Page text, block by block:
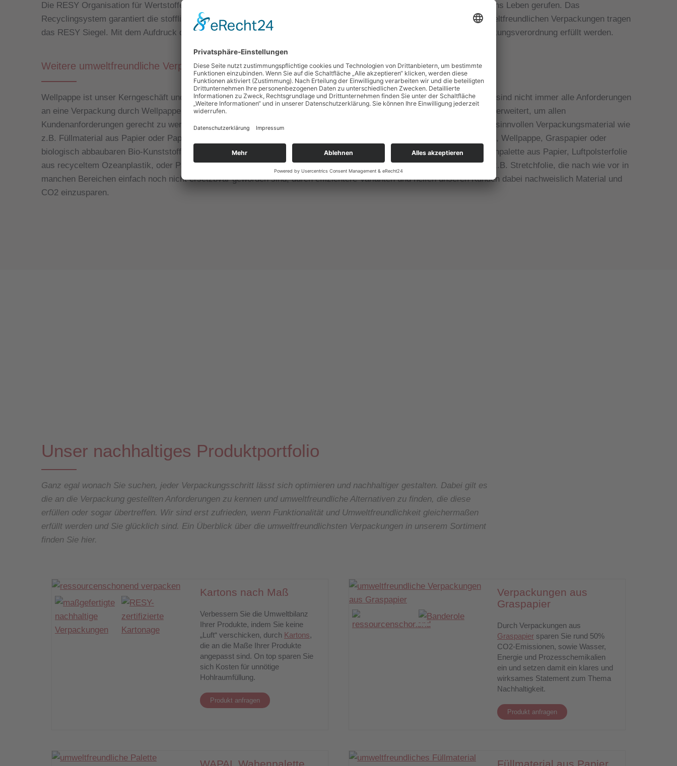
Die RESY Organisation für Wertstoffentsorgung GmbH wurde von Wellpappenherstellern und Entsorgungsunternehmen ins Leben gerufen. Das
Recyclingsystem garantiert die stoffliche Wiederverwertung von Transportverpackungen aus Wellpappe. All unsere umweltfreundlichen Verpackungen tragen
das RESY Siegel. Mit dem Aufdruck des RESY-Symbols garantieren wir unseren Kunden, dass die Vorgaben der Verpackungsverordnung erfüllt werden.
Weitere umweltfreundliche Verpackungen
Wellpappe ist unser Kerngeschäft und damit der Mittelpunkt, wenn es um umweltfreundliche Verpackungen geht. Jedoch sind nicht immer alle Anforderungen
an eine Verpackung durch Wellpappe zu lösen. Deshalb haben wir unser Produktportfolio in den vergangen Jahren stetig erweitert, um allen
Kundenanforderungen gerecht zu werden und zugleich die Umwelt zu schützen. Angefangen mit gängigen, aber dennoch sinnvollen Verpackungsmaterial wie
z.B. Füllmaterial aus Papier oder Papier- und Nasskelebebändern. Über Obst- und Gemüseverpackungen aus Holzschliff, Wellpappe, Graspapier oder
biologisch abbaubaren Bio-Kunststoffen. Bis hin zu innovativen Lösungen wie z.B. der unglaublich leichten WAPAL Wabenpalette aus Papier, Luftpolsterfolie
aus recyceltem Ozeanplastik, oder PaperStrech Wickelpapier. Darüber hinaus ersetzen wir bestehende Packmittel, wie z.B. Stretchfolie, die nach wie vor in
manchen Bereichen einfach noch nicht ersetzbvar geworden sind, durch effizientere Varianten und helfen unseren Kunden dabei nachweislich Material und
CO2 einzusparen.
Unser nachhaltiges Produktportfolio
Ganz egal wonach Sie suchen, jeder Verpackungsschritt lässt sich optimieren und nachhaltiger gestalten. Dabei gilt es
die an die Verpackung gestellten Anforderungen zu kennen und umweltfreundliche Alternativen zu finden, die diese
erfüllen oder sogar übertreffen. Wir sind erst zufrieden, wenn Funktionalität und Umweltfreundlichkeit gleichermaßen
erfüllt werden und Sie glücklich sind. Ein Überblick über die umweltfreundlichsten Verpackungen in unserem Sortiment
finden Sie hier.
Kartons nach Maß
Verbessern Sie die Umweltbilanz
Ihrer Produkte, indem Sie keine
„Luft“ verschicken, durch Kartons,
die an die Maße Ihrer Produkte
angepasst sind. On top sparen Sie
sich Kosten für unnötige
Hohlraumfüllung.
Produkt anfragen
Verpackungen aus
Graspapier
Durch Verpackungen aus
Graspapier sparen Sie rund 50%
CO2-Emissionen, sowie Wasser,
Energie und Prozesschemikalien
ein und setzen damit ein klares und
wirksames Statement zum Thema
Nachhaltigkeit.
Produkt anfragen